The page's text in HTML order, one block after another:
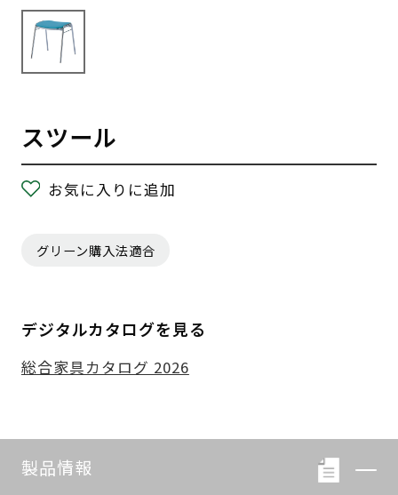
スツール
お気に入りに追加
グリーン購入法適合
デジタルカタログを見る
総合家具カタログ 2026
製品情報